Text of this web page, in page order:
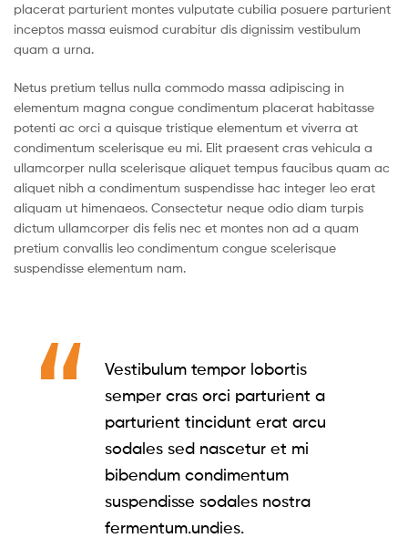
placerat parturient montes vulputate cubilia posuere parturient
inceptos massa euismod curabitur dis dignissim vestibulum
quam a urna.
Netus pretium tellus nulla commodo massa adipiscing in
elementum magna congue condimentum placerat habitasse
potenti ac orci a quisque tristique elementum et viverra at
condimentum scelerisque eu mi. Elit praesent cras vehicula a
ullamcorper nulla scelerisque aliquet tempus faucibus quam ac
aliquet nibh a condimentum suspendisse hac integer leo erat
aliquam ut himenaeos. Consectetur neque odio diam turpis
dictum ullamcorper dis felis nec et montes non ad a quam
pretium convallis leo condimentum congue scelerisque
suspendisse elementum nam.
Vestibulum tempor lobortis
semper cras orci parturient a
parturient tincidunt erat arcu
sodales sed nascetur et mi
bibendum condimentum
suspendisse sodales nostra
fermentum.undies.